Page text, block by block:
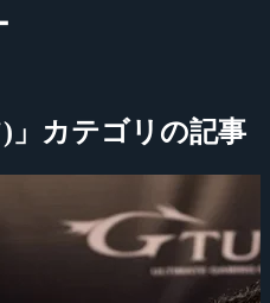
)」カテゴリの記事